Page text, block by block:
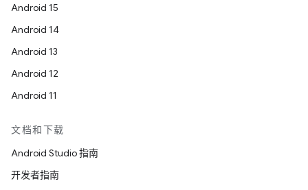
Android 15
Android 14
Android 13
Android 12
Android 11
文档和下载
Android Studio 指南
开发者指南